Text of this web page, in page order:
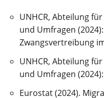
UNHCR, Abteilung
und Umfragen
Zwangsvertreibung
UNHCR, Abteilung
und Umfragen
Eurostat (2024).